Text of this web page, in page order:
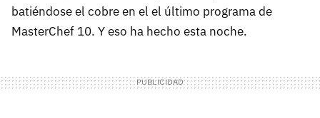
batiéndose el cobre en el el último programa de
MasterChef 10. Y eso ha hecho esta noche.